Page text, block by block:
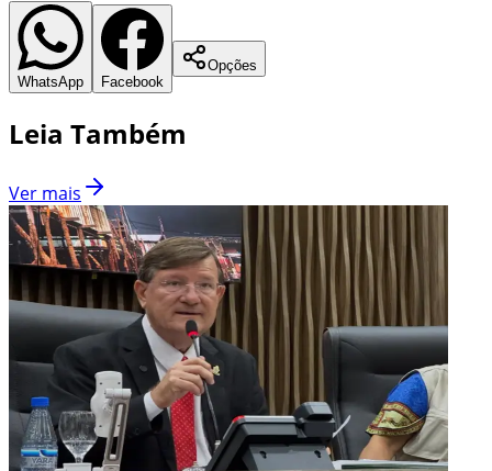
WhatsApp Facebook
Opções
Leia Também
Ver mais